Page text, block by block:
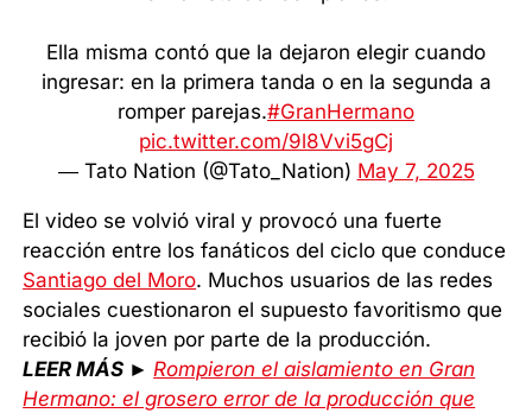
Ella misma contó que la dejaron elegir cuando
ingresar: en la primera tanda o en la segunda a
romper parejas.#GranHermano
pic.twitter.com/9l8Vvi5gCj
— Tato Nation (@Tato_Nation) May 7, 2025
El video se volvió viral y provocó una fuerte
reacción entre los fanáticos del ciclo que conduce
Santiago del Moro. Muchos usuarios de las redes
sociales cuestionaron el supuesto favoritismo que
recibió la joven por parte de la producción.
LEER MÁS ► Rompieron el aislamiento en Gran
Hermano: el grosero error de la producción que